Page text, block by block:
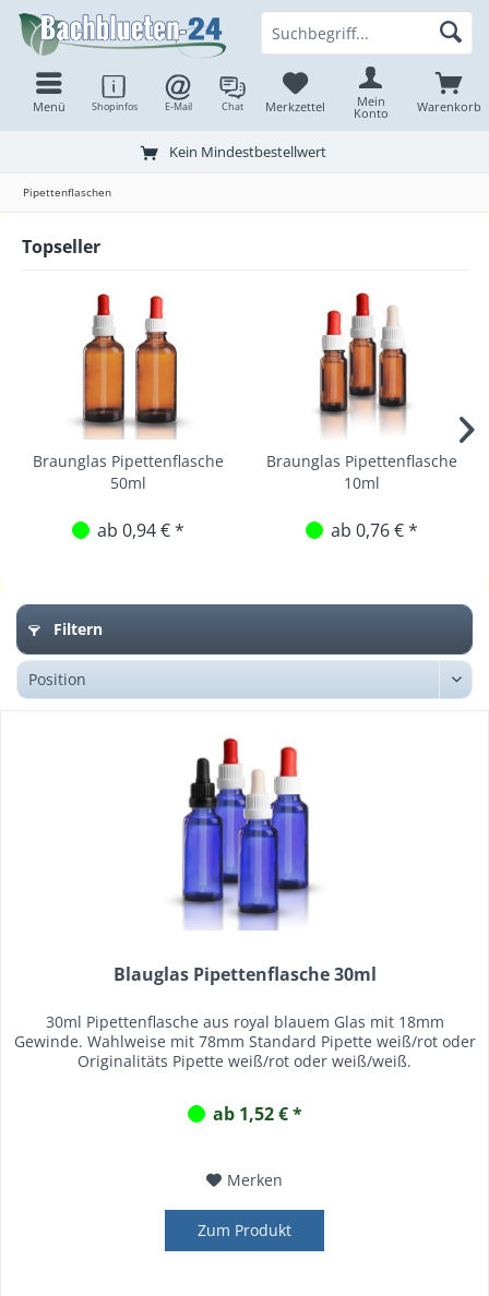
Kein Mindestbestellwert
Warenkorb
Shopinfos E-Mail Chat Merkzettel Mein
Konto
Menü
Pipettenflaschen
Topseller
Braunglas Pipettenflasche
50ml
ab 0,94 € *
Braunglas Pipettenflasche
10ml
ab 0,76 € *
Filtern
Blauglas Pipettenflasche 30ml
30ml Pipettenflasche aus royal blauem Glas mit 18mm
Gewinde. Wahlweise mit 78mm Standard Pipette weiß/rot oder
Originalitäts Pipette weiß/rot oder weiß/weiß.
ab 1,52 € *
Merken
Zum Produkt